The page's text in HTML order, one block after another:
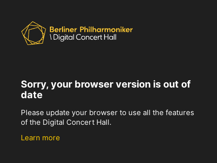
Sorry, your browser version is out of
date
Please update your browser to use all the features
of the Digital Concert Hall.
Learn more